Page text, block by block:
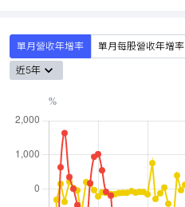
單月營收年增率 單月每股營收年增率
近5年